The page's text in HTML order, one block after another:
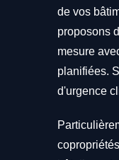
de vos
proposons
mesure
planifiées.
d'urgence